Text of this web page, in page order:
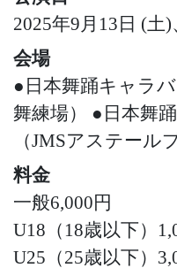
2025年9月13日 (土
会場
●日本舞踊キャラ
舞練場） ●日本舞
（JMSアステール
料金
一般6,000円
U18（18歳以下）
U25（25歳以下）